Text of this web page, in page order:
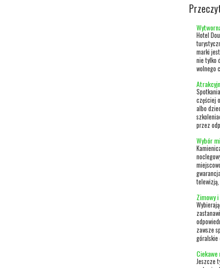
Hotel
marki
nie tylko
wolnego
częściej
albo
przez
Wybór
Zimowy
zawsze
góralskie
Jeszcze